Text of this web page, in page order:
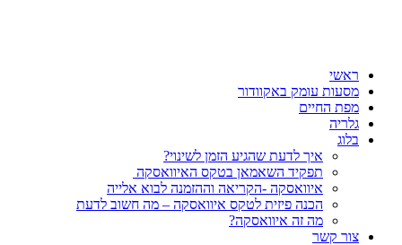
ראשי
מסעות עומק באקוודור
מפת החיים
גלריה
בלוג
איך לדעת שהגיע הזמן לשינוי?
תפקיד השאמאן בטקס האיוואסקה
איוואסקה -הקריאה וההזמנה לבוא אלייה
הכנה פיזית לטקס איוואסקה – מה חשוב לדעת
מה זה איוואסקה?
צור קשר